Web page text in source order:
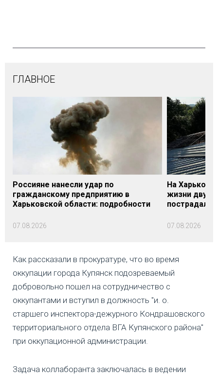
ГЛАВНОЕ
Россияне нанесли удар по
гражданскому предприятию в
Харьковской области: подробности
07.08.2026
На
жизни двух
пострадали
07.08.2026
Как рассказали в прокуратуре, что во время
оккупации города Купянск подозреваемый
добровольно пошел на сотрудничество с
оккупантами и вступил в должность "и. о.
старшего инспектора-дежурного Кондрашовского
территориального отдела ВГА Купянского района"
при оккупационной администрации.
Задача коллаборанта заключалась в ведении